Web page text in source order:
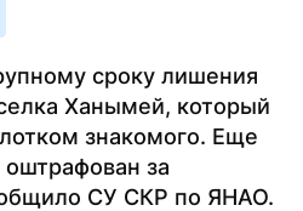
сроку лишения
Ханымей, который
знакомого. Еще
за
СУ СКР по ЯНАО.